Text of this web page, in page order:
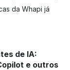
da Whapi já
de IA:
e outros